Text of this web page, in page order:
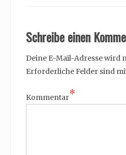
Schreibe einen
Deine E-Mail-Adresse wird
Erforderliche Felder sind
Kommentar*